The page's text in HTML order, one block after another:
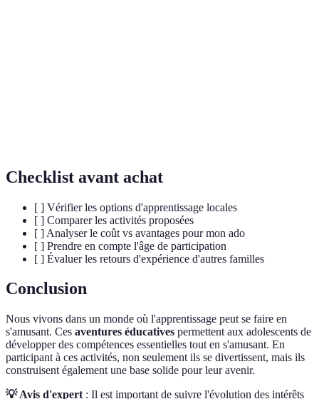
Checklist avant achat
[ ] Vérifier les options d'apprentissage locales
[ ] Comparer les activités proposées
[ ] Analyser le coût vs avantages pour mon ado
[ ] Prendre en compte l'âge de participation
[ ] Évaluer les retours d'expérience d'autres familles
Conclusion
Nous vivons dans un monde où l'apprentissage peut se faire en
s'amusant. Ces aventures éducatives permettent aux adolescents de
développer des compétences essentielles tout en s'amusant. En
participant à ces activités, non seulement ils se divertissent, mais ils
construisent également une base solide pour leur avenir.
💡 Avis d'expert : Il est important de suivre l'évolution des intérêts